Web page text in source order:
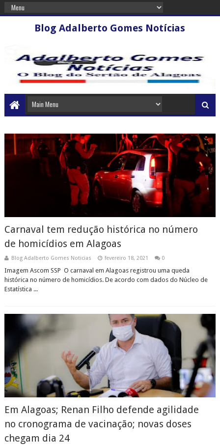
Blog Adalberto Gomes Notícias
Carnaval tem redução histórica no número
de homicídios em Alagoas
Blog Adalberto Gomes Noticias fevereiro 18, 2021 0
Imagem Ascom SSP O carnaval em Alagoas registrou uma queda
histórica no número de homicídios. De acordo com dados do Núcleo de
Estatística ...
Em Alagoas; Renan Filho defende agilidade
no cronograma de vacinação; novas doses
chegam dia 24